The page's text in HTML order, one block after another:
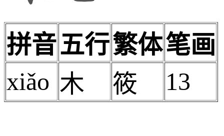
拼音五行繁体笔画
xiǎo 木 筱 13